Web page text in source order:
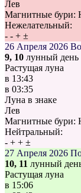
Лев
Магнитные бури:
Нежелательный:
- - + ±
26 Апреля 2026
9, 10 лунный день
Растущая луна
в 13:43
в 03:35
Луна в знаке
Лев
Магнитные бури:
Нейтральный:
- + + ±
27 Апреля 2026
10, 11 лунный
Растущая луна
в 15:06